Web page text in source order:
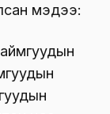
мэдээ: